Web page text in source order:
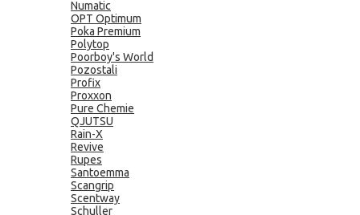
Numatic
OPT Optimum
Poka Premium
Polytop
Poorboy's World
Pozostali
Profix
Proxxon
Pure Chemie
QJUTSU
Rain-X
Revive
Rupes
Santoemma
Scangrip
Scentway
Schuller